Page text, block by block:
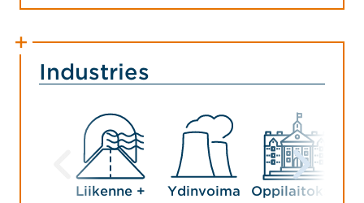
Industries
Liikenne + Ydinvoima Oppilaitokset